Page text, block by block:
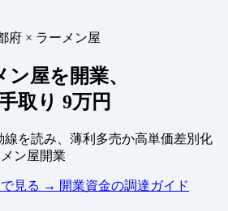
府 × ラーメン屋
屋を開業、
取り 9万円
線を読み、薄利多売か高単価差別化
ン屋開業
見る → 開業資金の調達ガイド